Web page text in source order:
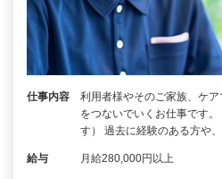
仕事内容
利用者様やそのご家族、ケ
をつないでいくお仕事です
す） 過去に経験のある方や
給与 月給280,000円以上